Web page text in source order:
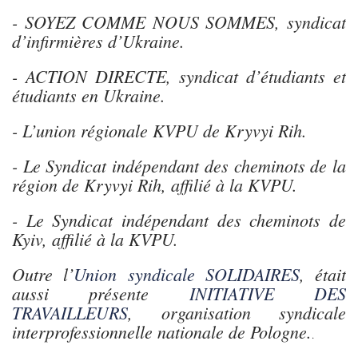
- SOYEZ COMME NOUS SOMMES, syndicat
d’infirmières d’Ukraine.
- ACTION DIRECTE, syndicat d’étudiants et
étudiants en Ukraine.
- L’union régionale KVPU de Kryvyi Rih.
- Le Syndicat indépendant des cheminots de la
région de Kryvyi Rih, affilié à la KVPU.
- Le Syndicat indépendant des cheminots de
Kyiv, affilié à la KVPU.
Outre l’Union syndicale SOLIDAIRES, était
aussi présente INITIATIVE DES
TRAVAILLEURS, organisation syndicale
interprofessionnelle nationale de Pologne. .